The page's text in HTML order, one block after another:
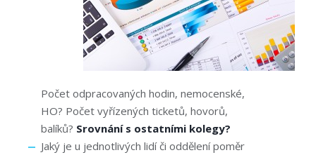
Počet odpracovaných hodin, nemocenské,
HO? Počet vyřízených ticketů, hovorů,
balíků? Srovnání s ostatními kolegy?
Jaký je u jednotlivých lidí či oddělení poměr